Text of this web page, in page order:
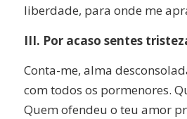
liberdade, para onde me
III. Por acaso sentes
Conta-me, alma
com todos os pormenores.
Quem ofendeu o teu amor